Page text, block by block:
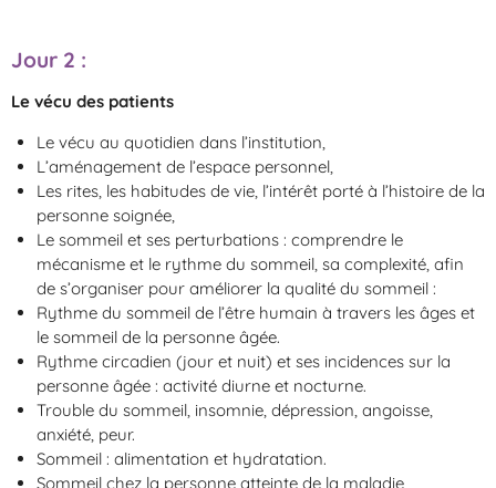
Jour 2 :
Le vécu des patients
Le vécu au quotidien dans l’institution,
L’aménagement de l’espace personnel,
Les rites, les habitudes de vie, l’intérêt porté à l’histoire de la
personne soignée,
Le sommeil et ses perturbations : comprendre le
mécanisme et le rythme du sommeil, sa complexité, afin
de s’organiser pour améliorer la qualité du sommeil :
Rythme du sommeil de l’être humain à travers les âges et
le sommeil de la personne âgée.
Rythme circadien (jour et nuit) et ses incidences sur la
personne âgée : activité diurne et nocturne.
Trouble du sommeil, insomnie, dépression, angoisse,
anxiété, peur.
Sommeil : alimentation et hydratation.
Sommeil chez la personne atteinte de la maladie